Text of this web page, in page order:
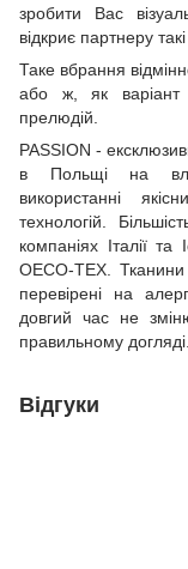
зробити Вас
відкриє партнеру
Таке вбрання
або ж, як варіант
прелюдій.
PASSION -
в Польщі на
використанні
технологій.
компаніях Італії
OECO-TEX.
перевірені на
довгий час не
правильному догляді.
Відгуки